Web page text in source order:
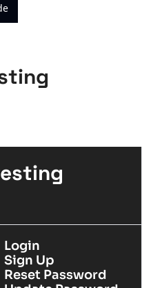
Login
Sign Up
Reset Password